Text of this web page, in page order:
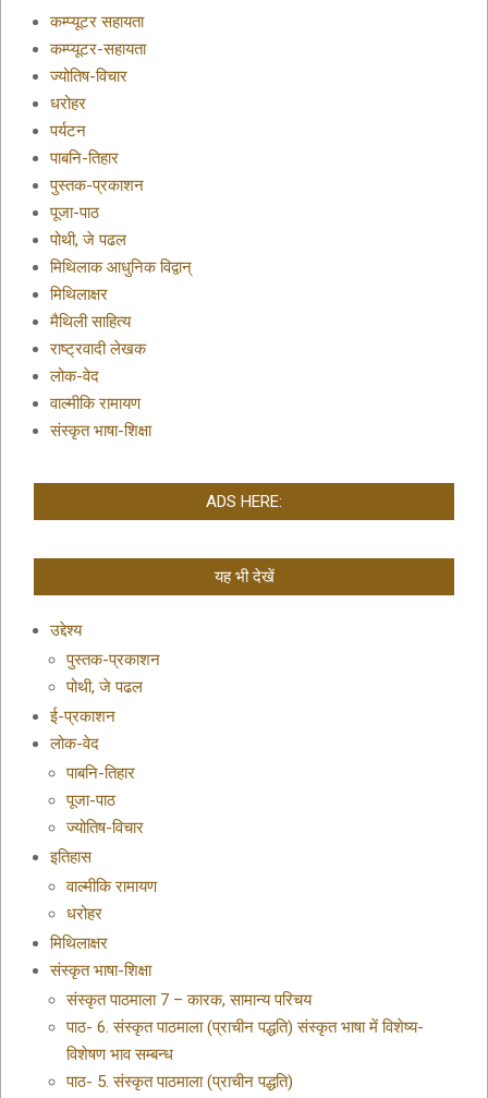
कम्प्यूटर सहायता
कम्प्यूटर-सहायता
ज्योतिष-विचार
धरोहर
पर्यटन
पाबनि-तिहार
पुस्तक-प्रकाशन
पूजा-पाठ
पोथी, जे पढल
मिथिलाक आधुनिक विद्वान्
मिथिलाक्षर
मैथिली साहित्य
राष्ट्रवादी लेखक
लोक-वेद
वाल्मीकि रामायण
संस्कृत भाषा-शिक्षा
ADS HERE:
यह भी देखें
उद्देश्य
पुस्तक-प्रकाशन
पोथी, जे पढल
ई-प्रकाशन
लोक-वेद
पाबनि-तिहार
पूजा-पाठ
ज्योतिष-विचार
इतिहास
वाल्मीकि रामायण
धरोहर
मिथिलाक्षर
संस्कृत भाषा-शिक्षा
संस्कृत पाठमाला 7 – कारक, सामान्य परिचय
पाठ- 6. संस्कृत पाठमाला (प्राचीन पद्धति) संस्कृत भाषा में विशेष्य-
विशेषण भाव सम्बन्ध
पाठ- 5. संस्कृत पाठमाला (प्राचीन पद्धति)